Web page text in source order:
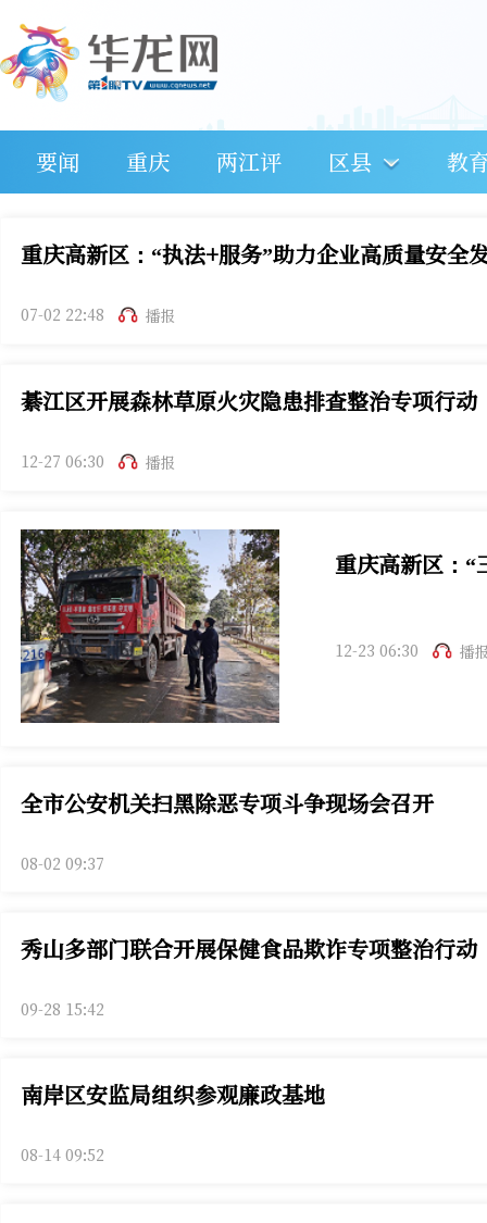
要闻 重庆 两江评 区县 教
重庆高新区：“执法+服务”助力企业高质量安全
07-02 22:48 播报
綦江区开展森林草原火灾隐患排查整治专项行动
12-27 06:30 播报
重庆高新区：“
12-23 06:30 播
全市公安机关扫黑除恶专项斗争现场会召开
08-02 09:37
秀山多部门联合开展保健食品欺诈专项整治行动
09-28 15:42
南岸区安监局组织参观廉政基地
08-14 09:52